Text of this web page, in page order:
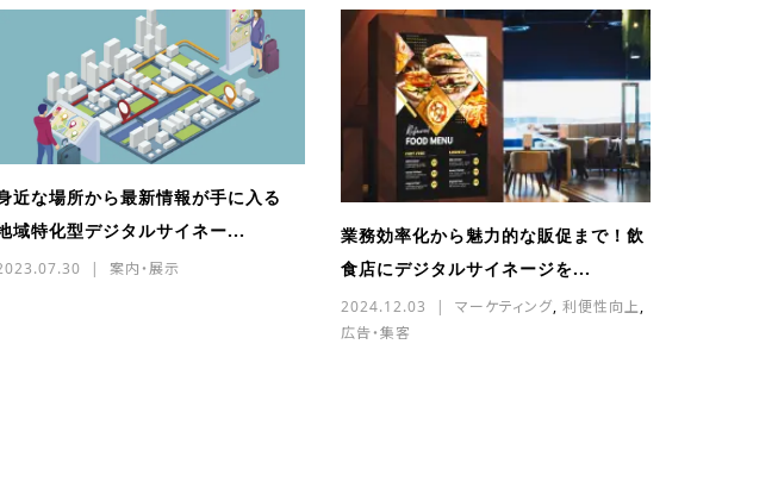
近な場所から最新情報が手に入る
域特化型デジタルサイネー...
案内・展示
業務効率化から魅力的な販促まで！飲
食店にデジタルサイネージを...
2024.12.03 マーケティング, 利便性向上,
広告・集客